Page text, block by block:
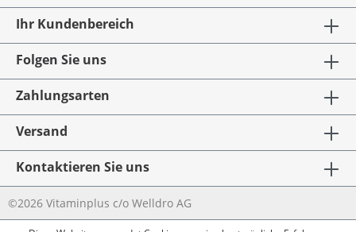
Ihr Kundenbereich
Folgen Sie uns
Zahlungsarten
Versand
Kontaktieren Sie uns
©2026 Vitaminplus c/o Welldro AG